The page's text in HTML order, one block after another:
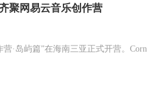
聚网易云音乐创作营
·岛屿篇”在海南三亚正式开营。Corn